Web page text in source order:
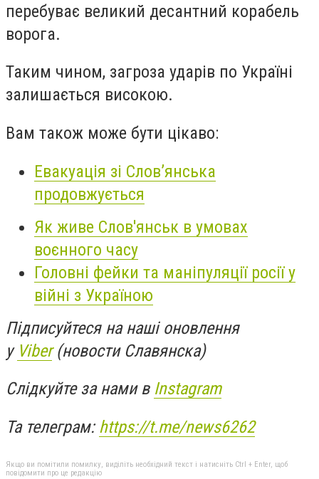
перебуває великий десантний корабель
ворога.
Таким чином, загроза ударів по Україні
залишається високою.
Вам також може бути цікаво:
Евакуація зі Слов’янська
продовжується
Як живе Слов'янськ в умовах
воєнного часу
Головні фейки та маніпуляції росії у
війні з Україною
Підписуйтеся на наші оновлення
у Viber(новости Славянска)
Слідкуйте за нами в Instagram
Та телеграм:https://t.me/news6262
Якщо ви помітили помилку, виділіть необхідний текст і натисніть Ctrl + Enter, щоб
повідомити про це редакцію